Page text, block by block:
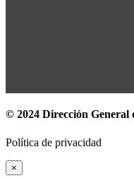
© 2024 Dirección General
Política de privacidad
×